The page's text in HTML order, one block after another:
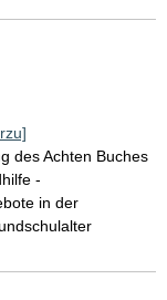
des Achten Buches
-
in der